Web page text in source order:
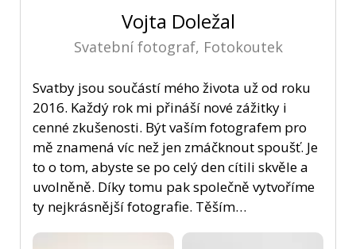
Vojta Doležal
Svatební fotograf, Fotokoutek
Svatby jsou součástí mého života už od roku
2016. Každý rok mi přináší nové zážitky i
cenné zkušenosti. Být vaším fotografem pro
mě znamená víc než jen zmáčknout spoušť. Je
to o tom, abyste se po celý den cítili skvěle a
uvolněně. Díky tomu pak společně vytvoříme
ty nejkrásnější fotografie. Těším…